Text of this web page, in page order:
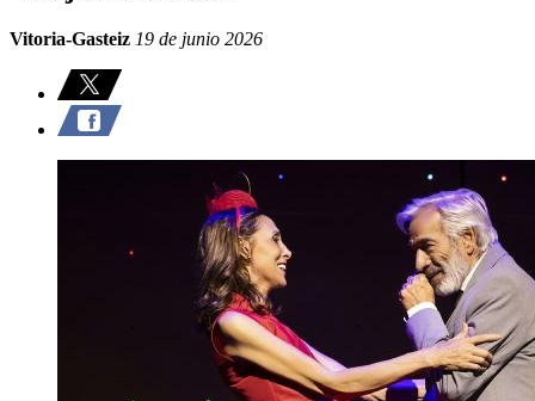
Vitoria-Gasteiz 19 de junio 2026